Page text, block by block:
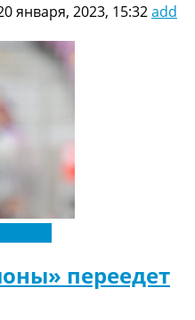
января, 2023, 15:32add
переедет